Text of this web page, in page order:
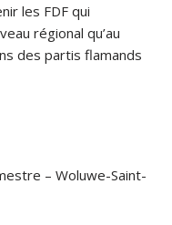
les FDF qui
régional qu’au
des partis flamands
– Woluwe-Saint-